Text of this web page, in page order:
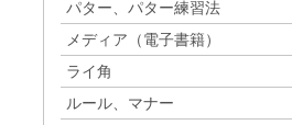
パター、パター練習法
メディア（電子書籍）
ライ角
ルール、マナー